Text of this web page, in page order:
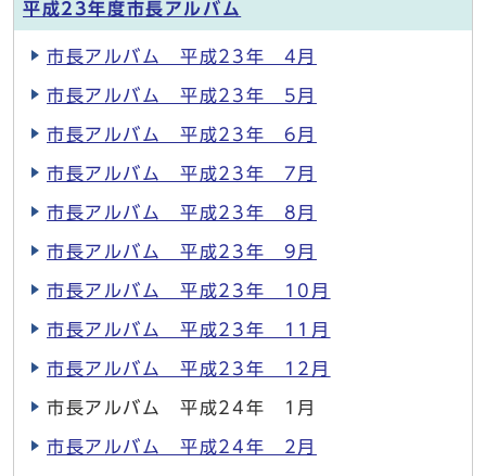
平成23年度市長アルバム
市長アルバム 平成23年 4月
市長アルバム 平成23年 5月
市長アルバム 平成23年 6月
市長アルバム 平成23年 7月
市長アルバム 平成23年 8月
市長アルバム 平成23年 9月
市長アルバム 平成23年 10月
市長アルバム 平成23年 11月
市長アルバム 平成23年 12月
市長アルバム 平成24年 1月
市長アルバム 平成24年 2月